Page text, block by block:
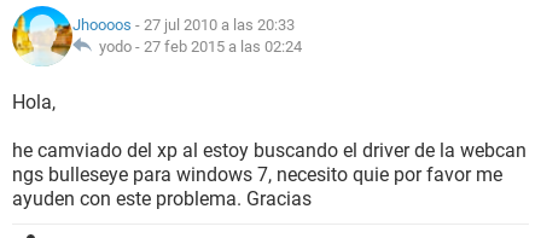
Jhoooos - 27 jul 2010 a las 20:33
yodo - 27 feb 2015 a las 02:24
Hola,
he camviado del xp al estoy buscando el driver de la webcan
ngs bulleseye para windows 7, necesito quie por favor me
ayuden con este problema. Gracias